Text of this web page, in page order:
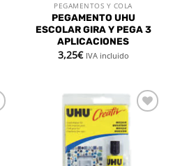
PEGAMENTOS Y COLA
PEGAMENTO UHU
ESCOLAR GIRA Y PEGA 3
APLICACIONES
3,25€ IVA incluido